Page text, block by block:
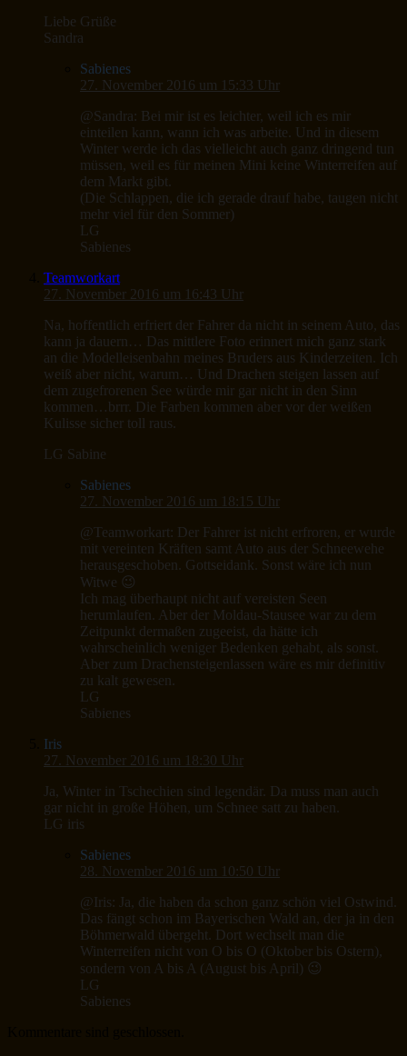
Liebe Grüße
Sandra
Sabienes
27. November 2016 um 15:33 Uhr
@Sandra: Bei mir ist es leichter, weil ich es mir
einteilen kann, wann ich was arbeite. Und in diesem
Winter werde ich das vielleicht auch ganz dringend tun
müssen, weil es für meinen Mini keine Winterreifen auf
dem Markt gibt.
(Die Schlappen, die ich gerade drauf habe, taugen nicht
mehr viel für den Sommer)
LG
Sabienes
Teamworkart
27. November 2016 um 16:43 Uhr
Na, hoffentlich erfriert der Fahrer da nicht in seinem Auto, das
kann ja dauern… Das mittlere Foto erinnert mich ganz stark
an die Modelleisenbahn meines Bruders aus Kinderzeiten. Ich
weiß aber nicht, warum… Und Drachen steigen lassen auf
dem zugefrorenen See würde mir gar nicht in den Sinn
kommen…brrr. Die Farben kommen aber vor der weißen
Kulisse sicher toll raus.
LG Sabine
Sabienes
27. November 2016 um 18:15 Uhr
@Teamworkart: Der Fahrer ist nicht erfroren, er wurde
mit vereinten Kräften samt Auto aus der Schneewehe
herausgeschoben. Gottseidank. Sonst wäre ich nun
Witwe 😉
Ich mag überhaupt nicht auf vereisten Seen
herumlaufen. Aber der Moldau-Stausee war zu dem
Zeitpunkt dermaßen zugeeist, da hätte ich
wahrscheinlich weniger Bedenken gehabt, als sonst.
Aber zum Drachensteigenlassen wäre es mir definitiv
zu kalt gewesen.
LG
Sabienes
Iris
27. November 2016 um 18:30 Uhr
Ja, Winter in Tschechien sind legendär. Da muss man auch
gar nicht in große Höhen, um Schnee satt zu haben.
LG iris
Sabienes
28. November 2016 um 10:50 Uhr
@Iris: Ja, die haben da schon ganz schön viel Ostwind.
Das fängt schon im Bayerischen Wald an, der ja in den
Böhmerwald übergeht. Dort wechselt man die
Winterreifen nicht von O bis O (Oktober bis Ostern),
sondern von A bis A (August bis April) 😉
LG
Sabienes